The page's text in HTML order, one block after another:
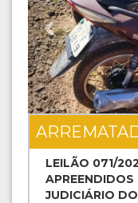
LEILÃO 071/
APREENDIDOS
JUDICIÁRIO